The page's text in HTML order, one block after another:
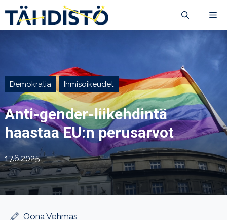
sisältöön
Demokratia Ihmisoikeudet
Anti-gender-liikehdintä
haastaa EU:n perusarvot
17.6.2025
Oona Vehmas